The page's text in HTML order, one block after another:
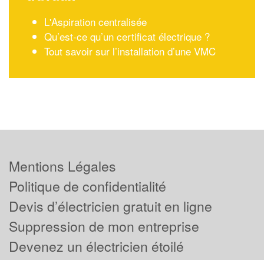
L'Aspiration centralisée
Qu’est-ce qu’un certificat électrique ?
Tout savoir sur l’installation d’une VMC
Mentions Légales
Politique de confidentialité
Devis d’électricien gratuit en ligne
Suppression de mon entreprise
Devenez un électricien étoilé